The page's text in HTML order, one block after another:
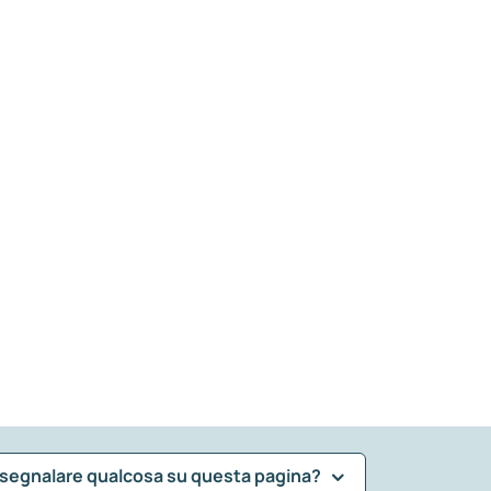
qualcosa su questa pagina?